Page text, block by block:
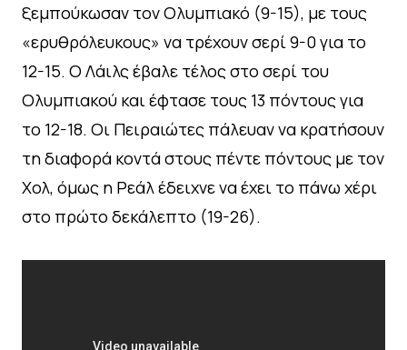
ξεμπούκωσαν τον Ολυμπιακό (9-15), με τους
«ερυθρόλευκους» να τρέχουν σερί 9-0 για το
12-15. Ο Λάιλς έβαλε τέλος στο σερί του
Ολυμπιακού και έφτασε τους 13 πόντους για
το 12-18. Οι Πειραιώτες πάλευαν να κρατήσουν
τη διαφορά κοντά στους πέντε πόντους με τον
Χολ, όμως η Ρεάλ έδειχνε να έχει το πάνω χέρι
στο πρώτο δεκάλεπτο (19-26).